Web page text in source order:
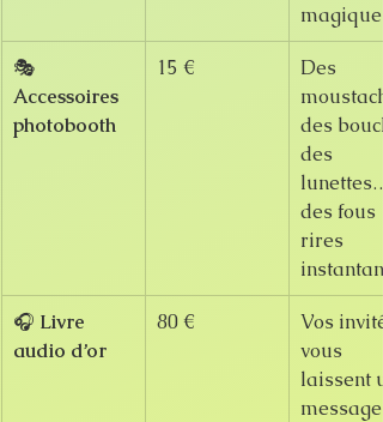
magique
🎭
Accessoires
photobooth
15 €
Des
des
des
des fous
rires
🎧 Livre
audio d’or
80 €
Vos
vous
laissent
message